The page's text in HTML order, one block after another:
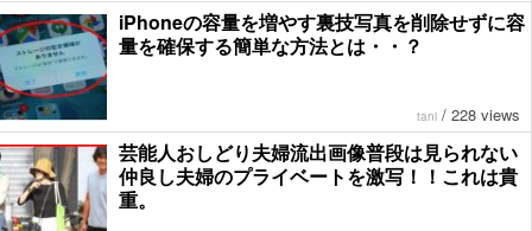
iPhoneの容量を増やす裏技写真を削除せずに容
量を確保する簡単な方法とは・・？
tani / 228 views
芸能人おしどり夫婦流出画像普段は見られない
仲良し夫婦のプライベートを激写！！これは貴
重。